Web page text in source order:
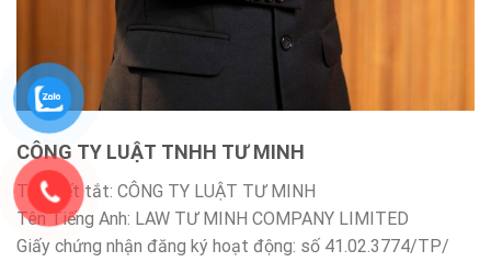
CÔNG TY LUẬT TNHH TƯ MINH
Tên viết tắt: CÔNG TY LUẬT TƯ MINH
Tên Tiếng Anh: LAW TƯ MINH COMPANY LIMITED
Giấy chứng nhận đăng ký hoạt động: số 41.02.3774/TP/